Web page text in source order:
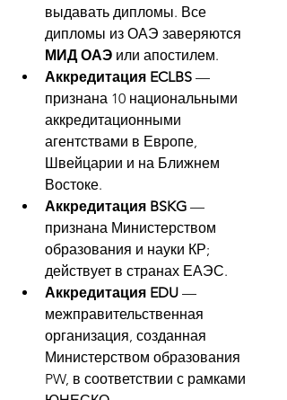
выдавать дипломы. Все
дипломы из ОАЭ заверяются
МИД ОАЭ или апостилем.
Аккредитация ECLBS —
признана 10 национальными
аккредитационными
агентствами в Европе,
Швейцарии и на Ближнем
Востоке.
Аккредитация BSKG —
признана Министерством
образования и науки КР;
действует в странах ЕАЭС.
Аккредитация EDU —
межправительственная
организация, созданная
Министерством образования
PW, в соответствии с рамками